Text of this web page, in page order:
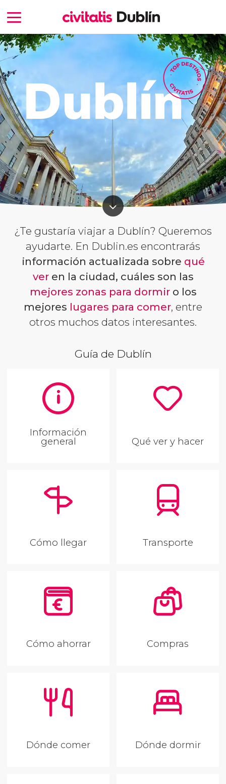
Dublín
¿Te gustaría viajar a Dublín? Queremos
ayudarte. En Dublin.es encontrarás
información actualizada sobre qué
veren la ciudad, cuáles son las
mejores zonas para dormiro los
mejores lugares para comer, entre
otros muchos datos interesantes.
Guía de Dublín
Información
general Qué ver y hacer
Cómo llegar Transporte
Cómo ahorrar Compras
Dónde comer Dónde dormir